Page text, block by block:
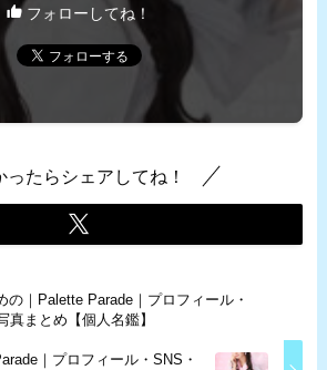
フォローしてね！
ったらシェアしてね！
の｜Palette Parade｜プロフィール・
真まとめ【個人名鑑】
｜プロフィール・SNS・